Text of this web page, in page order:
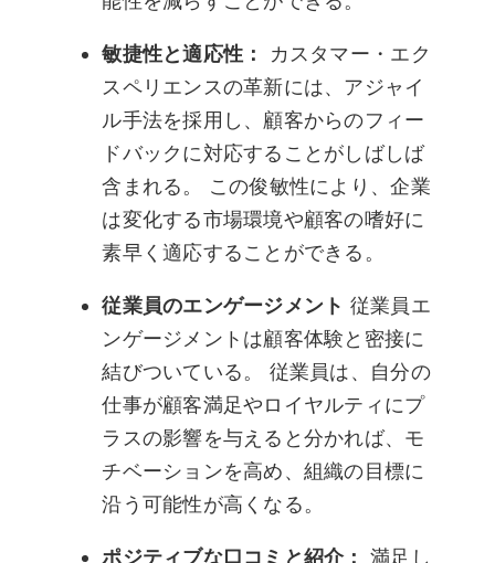
敏捷性と適応性：
カスタマー・エク
スペリエンスの革新には、アジャイ
ル手法を採用し、顧客からのフィー
ドバックに対応することがしばしば
含まれる。 この俊敏性により、企業
は変化する市場環境や顧客の嗜好に
素早く適応することができる。
従業員のエンゲージメント 従業員エ
ンゲージメントは顧客体験と密接に
結びついている。 従業員は、自分の
仕事が顧客満足やロイヤルティにプ
ラスの影響を与えると分かれば、モ
チベーションを高め、組織の目標に
沿う可能性が高くなる。
ポジティブな口コミと紹介：満足し